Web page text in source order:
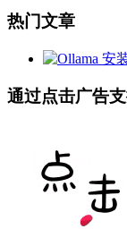
热门文章
通过点击广告